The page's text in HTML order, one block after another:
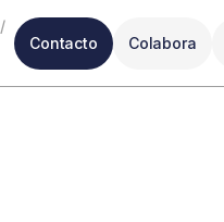
/
Contacto Colabora